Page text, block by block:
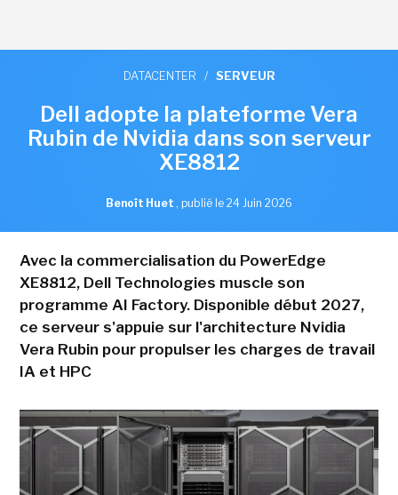
DATACENTER / SERVEUR
Dell adopte la plateforme Vera
Rubin de Nvidia dans son serveur
XE8812
Benoît Huet , publié le 24 Juin 2026
Avec la commercialisation du PowerEdge
XE8812, Dell Technologies muscle son
programme AI Factory. Disponible début 2027,
ce serveur s'appuie sur l'architecture Nvidia
Vera Rubin pour propulser les charges de travail
IA et HPC